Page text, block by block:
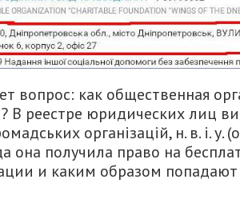
вопрос: как общественная
В реестре юридических лиц
організацій, н. в. і.
она получила право на
и каким образом попадают